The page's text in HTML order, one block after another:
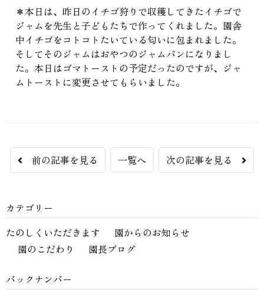
＊本日は、昨日のイチゴ狩りで収穫してきたイチゴで
ジャムを先生と子どもたちで作ってくれました。園舎
中イチゴをコトコトたいている匂いに包まれました。
そしてそのジャムはおやつのジャムパンになりまし
た。本日はゴマトーストの予定だったのですが、ジャ
ムトーストに変更させてもらいました。
前の記事を見る 一覧へ 次の記事を見る
カテゴリー
たのしくいただきます
園からのお知らせ
園のこだわり
園長ブログ
バックナンバー